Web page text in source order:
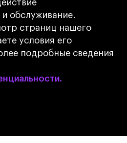
обслуживание.
страниц нашего
условия его
подробные сведения